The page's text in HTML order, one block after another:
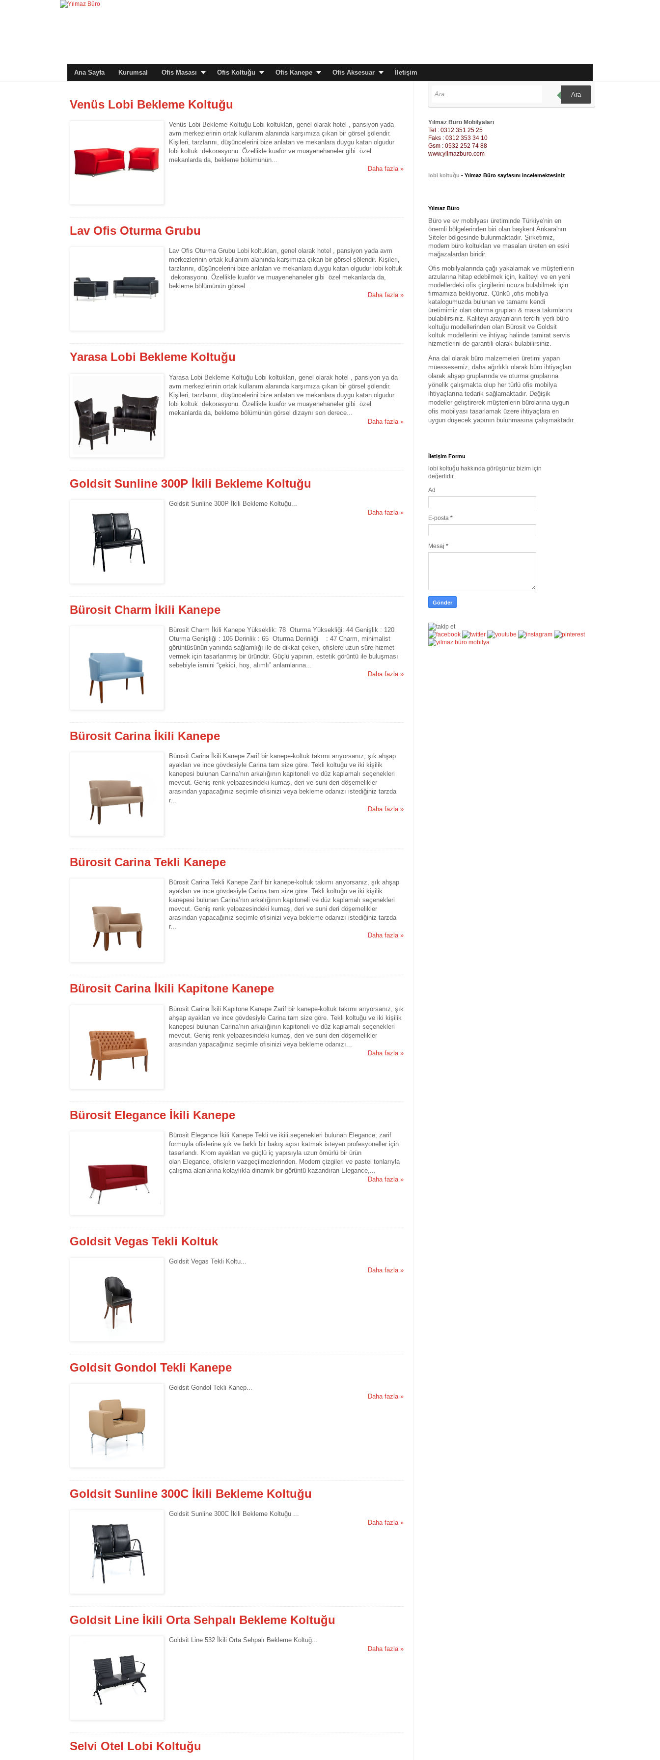
Ana Sayfa Kurumsal Ofis Masası Ofis Koltuğu Ofis Kanepe Ofis Aksesuar İletişim
Venüs Lobi Bekleme Koltuğu
Venüs Lobi Bekleme Koltuğu Lobi koltukları, genel olarak hotel , pansiyon yada
avm merkezlerinin ortak kullanım alanında karşımıza çıkan bir görsel şölendir.
Kişileri, tarzlarını, düşüncelerini bize anlatan ve mekanlara duygu katan olgudur
lobi koltuk dekorasyonu. Özellikle kuaför ve muayenehaneler gibi özel
mekanlarda da, bekleme bölümünün...
Daha fazla »
Lav Ofis Oturma Grubu
Lav Ofis Oturma Grubu Lobi koltukları, genel olarak hotel , pansiyon yada avm
merkezlerinin ortak kullanım alanında karşımıza çıkan bir görsel şölendir. Kişileri,
tarzlarını, düşüncelerini bize anlatan ve mekanlara duygu katan olgudur lobi koltuk
dekorasyonu. Özellikle kuaför ve muayenehaneler gibi özel mekanlarda da,
bekleme bölümünün görsel...
Daha fazla »
Yarasa Lobi Bekleme Koltuğu
Yarasa Lobi Bekleme Koltuğu Lobi koltukları, genel olarak hotel , pansiyon ya da
avm merkezlerinin ortak kullanım alanında karşımıza çıkan bir görsel şölendir.
Kişileri, tarzlarını, düşüncelerini bize anlatan ve mekanlara duygu katan olgudur
lobi koltuk dekorasyonu. Özellikle kuaför ve muayenehaneler gibi özel
mekanlarda da, bekleme bölümünün görsel dizaynı son derece...
Daha fazla »
Goldsit Sunline 300P İkili Bekleme Koltuğu
Goldsit Sunline 300P İkili Bekleme Koltuğu...
Daha fazla »
Bürosit Charm İkili Kanepe
Bürosit Charm İkili Kanepe Yükseklik: 78 Oturma Yüksekliği: 44 Genişlik : 120
Oturma Genişliği : 106 Derinlik : 65 Oturma Derinliği : 47 Charm, minimalist
görüntüsünün yanında sağlamlığı ile de dikkat çeken, ofislere uzun süre hizmet
vermek için tasarlanmış bir üründür. Güçlü yapının, estetik görüntü ile buluşması
sebebiyle ismini “çekici, hoş, alımlı” anlamlarına...
Daha fazla »
Bürosit Carina İkili Kanepe
Bürosit Carina İkili Kanepe Zarif bir kanepe-koltuk takımı arıyorsanız, şık ahşap
ayakları ve ince gövdesiyle Carina tam size göre. Tekli koltuğu ve iki kişilik
kanepesi bulunan Carina’nın arkalığının kapitoneli ve düz kaplamalı seçenekleri
mevcut. Geniş renk yelpazesindeki kumaş, deri ve suni deri döşemelikler
arasından yapacağınız seçimle ofisinizi veya bekleme odanızı istediğiniz tarzda
r...
Daha fazla »
Bürosit Carina Tekli Kanepe
Bürosit Carina Tekli Kanepe Zarif bir kanepe-koltuk takımı arıyorsanız, şık ahşap
ayakları ve ince gövdesiyle Carina tam size göre. Tekli koltuğu ve iki kişilik
kanepesi bulunan Carina’nın arkalığının kapitoneli ve düz kaplamalı seçenekleri
mevcut. Geniş renk yelpazesindeki kumaş, deri ve suni deri döşemelikler
arasından yapacağınız seçimle ofisinizi veya bekleme odanızı istediğiniz tarzda
r...
Daha fazla »
Bürosit Carina İkili Kapitone Kanepe
Bürosit Carina İkili Kapitone Kanepe Zarif bir kanepe-koltuk takımı arıyorsanız, şık
ahşap ayakları ve ince gövdesiyle Carina tam size göre. Tekli koltuğu ve iki kişilik
kanepesi bulunan Carina’nın arkalığının kapitoneli ve düz kaplamalı seçenekleri
mevcut. Geniş renk yelpazesindeki kumaş, deri ve suni deri döşemelikler
arasından yapacağınız seçimle ofisinizi veya bekleme odanızı...
Daha fazla »
Bürosit Elegance İkili Kanepe
Bürosit Elegance İkili Kanepe Tekli ve ikili seçenekleri bulunan Elegance; zarif
formuyla ofislerine şık ve farklı bir bakış açısı katmak isteyen profesyoneller için
tasarlandı. Krom ayakları ve güçlü iç yapısıyla uzun ömürlü bir ürün
olan Elegance, ofislerin vazgeçilmezlerinden. Modern çizgileri ve pastel tonlarıyla
çalışma alanlarına kolaylıkla dinamik bir görüntü kazandıran Elegance,...
Daha fazla »
Goldsit Vegas Tekli Koltuk
Goldsit Vegas Tekli Koltu...
Daha fazla »
Goldsit Gondol Tekli Kanepe
Goldsit Gondol Tekli Kanep...
Daha fazla »
Goldsit Sunline 300C İkili Bekleme Koltuğu
Goldsit Sunline 300C İkili Bekleme Koltuğu ...
Daha fazla »
Goldsit Line İkili Orta Sehpalı Bekleme Koltuğu
Goldsit Line 532 İkili Orta Sehpalı Bekleme Koltuğ...
Daha fazla »
Selvi Otel Lobi Koltuğu
Ara
Yılmaz Büro Mobilyaları
Tel : 0312 351 25 25
Faks : 0312 353 34 10
Gsm : 0532 252 74 88
www.yilmazburo.com
lobi koltuğu - Yılmaz Büro sayfasını incelemektesiniz
Yılmaz Büro
Büro ve ev mobilyası üretiminde Türkiye'nin en
önemli bölgelerinden biri olan başkent Ankara'nın
Siteler bölgesinde bulunmaktadır. Şirketimiz,
modern büro koltukları ve masaları üreten en eski
mağazalardan biridir.
Ofis mobilyalarında çağı yakalamak ve müşterilerin
arzularına hitap edebilmek için, kaliteyi ve en yeni
modellerdeki ofis çizgilerini ucuza bulabilmek için
firmamıza bekliyoruz. Çünkü ,ofis mobilya
katalogumuzda bulunan ve tamamı kendi
üretimimiz olan oturma grupları & masa takımlarını
bulabilirsiniz. Kaliteyi arayanların tercihi yerli büro
koltuğu modellerinden olan Bürosit ve Goldsit
koltuk modellerini ve ihtiyaç halinde tamirat servis
hizmetlerini de garantili olarak bulabilirsiniz.
Ana dal olarak büro malzemeleri üretimi yapan
müessesemiz, daha ağırlıklı olarak büro ihtiyaçları
olarak ahşap gruplarında ve oturma gruplarına
yönelik çalışmakta olup her türlü ofis mobilya
ihtiyaçlarına tedarik sağlamaktadır. Değişik
modeller geliştirerek müşterilerin bürolarına uygun
ofis mobilyası tasarlamak üzere ihtiyaçlara en
uygun düşecek yapının bulunmasına çalışmaktadır.
İletişim Formu
lobi koltuğu hakkında görüşünüz bizim için
değerlidir.
Ad
E-posta *
Mesaj *